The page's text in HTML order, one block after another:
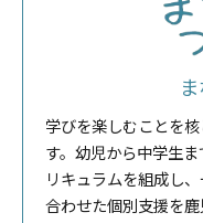
学びを楽しむことを
す。幼児から中学生
リキュラムを組成し
合わせた個別支援を鹿